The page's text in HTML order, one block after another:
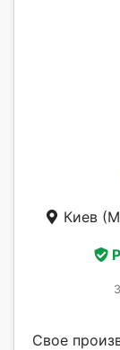
Киев
Свое